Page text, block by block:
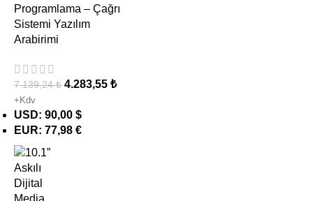
Programlama – Çağrı
Sistemi Yazılım
Arabirimi
7.139,24₺ 4.283,55 ₺
+Kdv
USD: 90,00 $
EUR: 77,98 €